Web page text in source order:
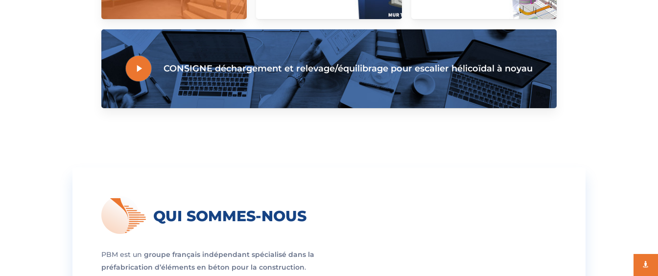
Play
Video
CONSIGNE déchargement et relevage/équilibrage pour escalier hélicoïdal à noyau
QUI SOMMES-NOUS
PBM est un groupe français indépendant spécialisé dans la
préfabrication d’éléments en béton pour la construction.